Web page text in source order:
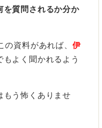
たい」という印象
あります。
不十分ととらえられ
ドを深掘りし、よ
を質問されるか分か
の資料があれば、 伊
もよく聞かれるよう
もう怖くありませ